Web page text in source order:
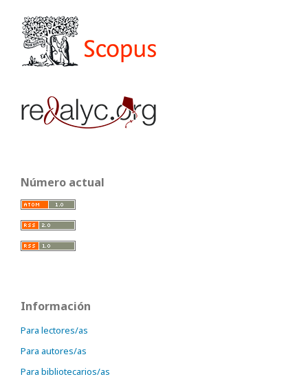
Número actual
Información
Para lectores/as
Para autores/as
Para bibliotecarios/as